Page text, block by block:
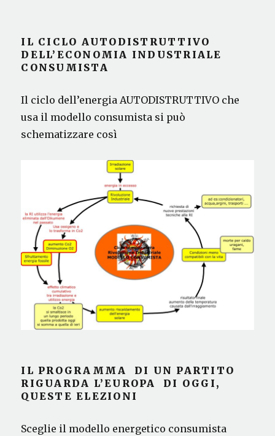
IL CICLO AUTODISTRUTTIVO
DELL’ECONOMIA INDUSTRIALE
CONSUMISTA
Il ciclo dell’energia AUTODISTRUTTIVO che
usa il modello consumista si può
schematizzare così
IL PROGRAMMA DI UN PARTITO
RIGUARDA L’EUROPA DI OGGI,
QUESTE ELEZIONI
Sceglie il modello energetico consumista